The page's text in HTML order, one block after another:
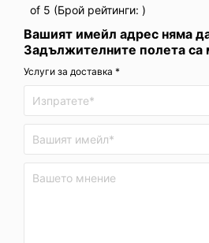
of 5 (Брой рейтинги: )
Вашият имейл адрес няма
Задължителните полета са
Услуги за доставка *